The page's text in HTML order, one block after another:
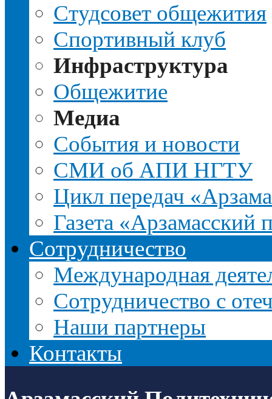
Студсовет общежития
Спортивный клуб
Инфраструктура
Общежитие
Медиа
События и новости
СМИ об АПИ НГТУ
Цикл передач
Газета «Арзамасский
Сотрудничество
Международная
Сотрудничество с
Наши партнеры
Контакты